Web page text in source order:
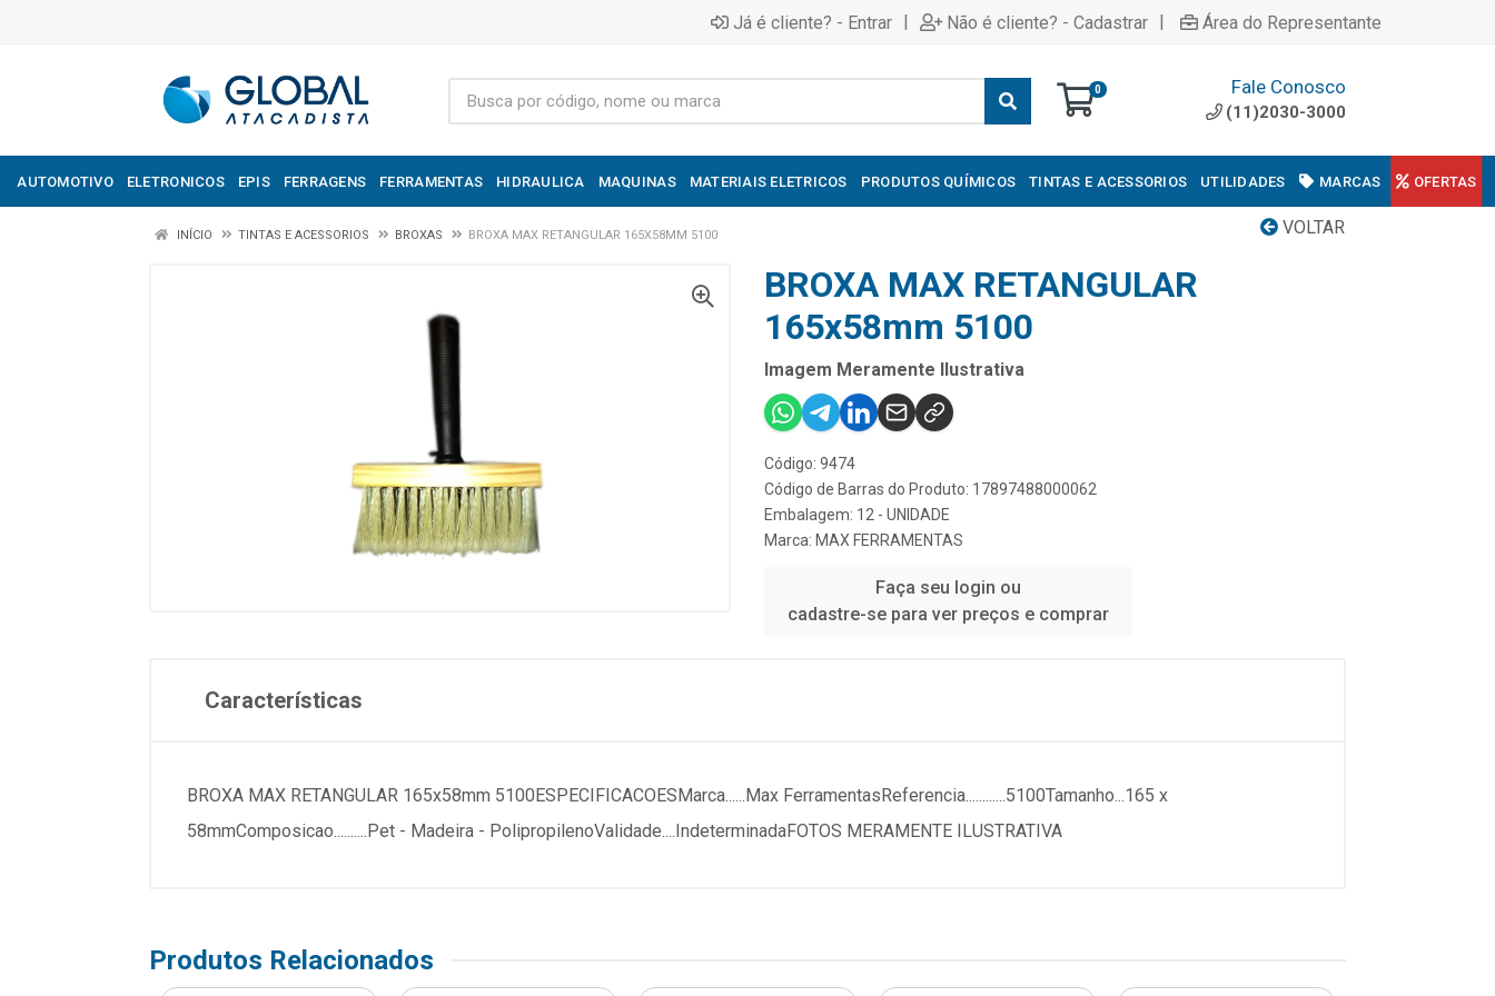
Já é cliente? - Entrar | Não é cliente? - Cadastrar | Área do Representante
0 Fale Conosco
(11)2030-3000
AUTOMOTIVO ELETRONICOS EPIS FERRAGENS FERRAMENTAS HIDRAULICA MAQUINAS MATERIAIS ELETRICOS PRODUTOS QUÍMICOS TINTAS E ACESSORIOS UTILIDADES MARCAS OFERTAS
VOLTAR
INÍCIO TINTAS E ACESSORIOS BROXAS BROXA MAX RETANGULAR 165X58MM 5100
BROXA MAX RETANGULAR
165x58mm 5100
Imagem Meramente Ilustrativa
Código: 9474
Código de Barras do Produto: 17897488000062
Embalagem: 12 - UNIDADE
Marca: MAX FERRAMENTAS
Faça seu login ou
cadastre-se para ver preços e comprar
Características
BROXA MAX RETANGULAR 165x58mm 5100ESPECIFICACOESMarca......Max FerramentasReferencia............5100Tamanho...165 x
58mmComposicao..........Pet - Madeira - PolipropilenoValidade....IndeterminadaFOTOS MERAMENTE ILUSTRATIVA
Produtos Relacionados